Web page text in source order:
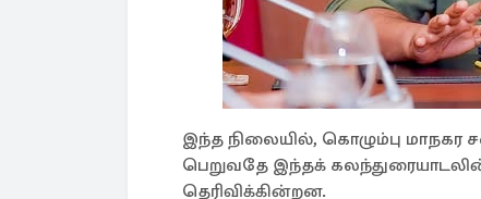
இந்த நிலையில், கொழும்பு
பெறுவதே இந்தக்
தெரிவிக்கின்றன.